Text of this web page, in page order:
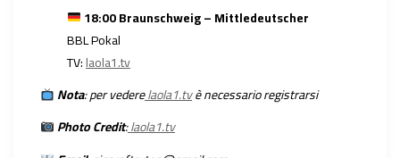
18:00 Braunschweig – Mittledeutscher
BBL Pokal
TV:laola1.tv
Nota: per vederelaola1.tvè necessario registrarsi
Photo Credit:laola1.tv